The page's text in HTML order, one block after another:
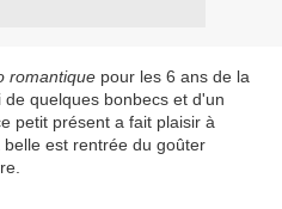
romantique pour les 6 ans de la
de quelques bonbecs et d'un
petit présent a fait plaisir à
est rentrée du goûter